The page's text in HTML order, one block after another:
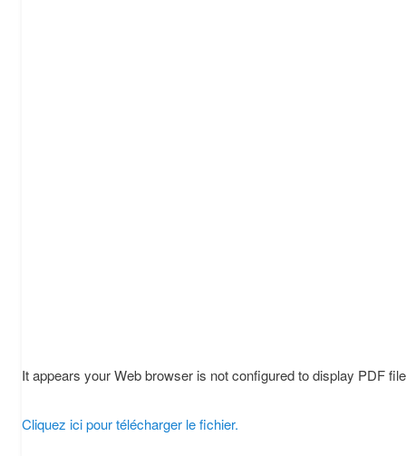
It appears your Web browser is not configured to display PDF
Cliquez ici pour télécharger le fichier.